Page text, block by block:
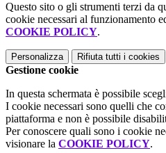
Questo sito o gli strumenti terzi da
cookie necessari al funzionamento
COOKIE POLICY.
Personalizza Rifiuta tutti i cookies
Gestione cookie
In questa schermata è possibile
I cookie necessari sono quelli che
piattaforma e non è possibile
Per conoscere quali sono i cookie
visionare la COOKIE POLICY.